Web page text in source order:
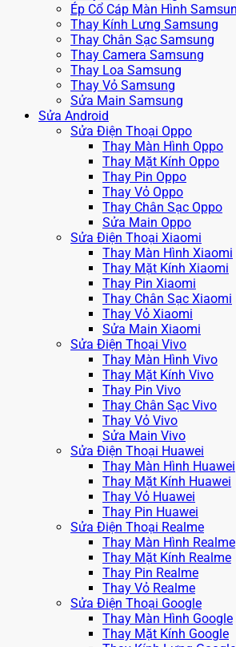
Ép Cổ Cáp Màn Hình
Thay Kính Lưng Samsung
Thay Chân Sạc Samsung
Thay Camera Samsung
Thay Loa Samsung
Thay Vỏ Samsung
Sửa Main Samsung
Sửa Android
Sửa Điện Thoại Oppo
Thay Màn Hình Oppo
Thay Mặt Kính Oppo
Thay Pin Oppo
Thay Vỏ Oppo
Thay Chân Sạc Oppo
Sửa Main Oppo
Sửa Điện Thoại Xiaomi
Thay Màn Hình Xiaomi
Thay Mặt Kính Xiaomi
Thay Pin Xiaomi
Thay Chân Sạc Xiaomi
Thay Vỏ Xiaomi
Sửa Main Xiaomi
Sửa Điện Thoại Vivo
Thay Màn Hình Vivo
Thay Mặt Kính Vivo
Thay Pin Vivo
Thay Chân Sạc Vivo
Thay Vỏ Vivo
Sửa Main Vivo
Sửa Điện Thoại Huawei
Thay Màn Hình Huawei
Thay Mặt Kính Huawei
Thay Vỏ Huawei
Thay Pin Huawei
Sửa Điện Thoại Realme
Thay Màn Hình Realme
Thay Mặt Kính Realme
Thay Pin Realme
Thay Vỏ Realme
Sửa Điện Thoại Google
Thay Màn Hình Google
Thay Mặt Kính Google